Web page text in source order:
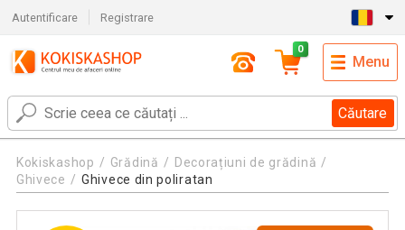
Autentificare Registrare
Căutare
0
Menu
Kokiskashop Grădină
Decorațiuni de grădină
Ghivece
Ghivece din poliratan